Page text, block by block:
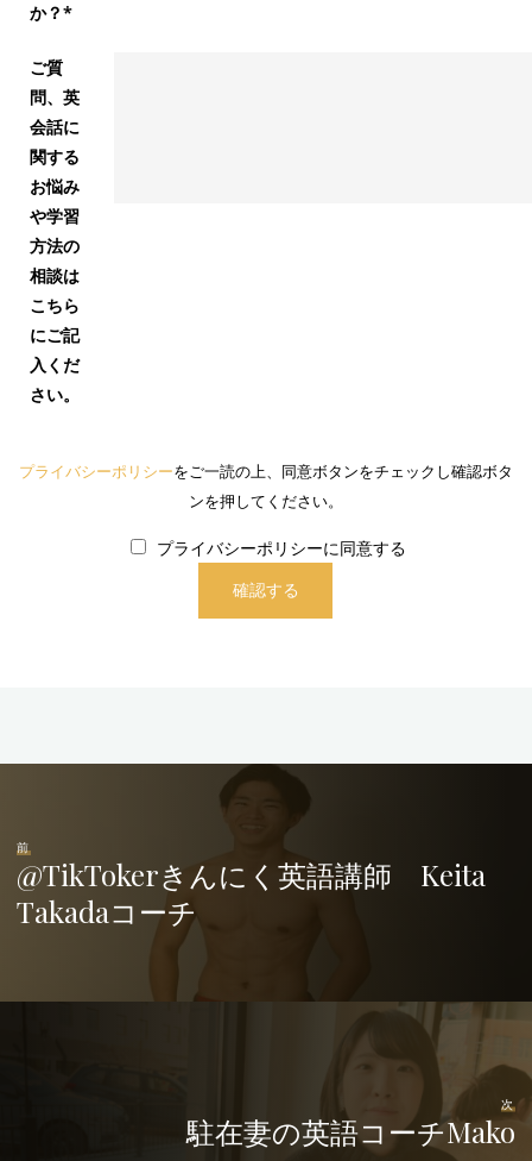
か？*
ご質
問、英
会話に
関する
お悩み
や学習
方法の
相談は
こちら
にご記
入くだ
さい。
プライバシーポリシーをご一読の上、同意ボタンをチェックし確認ボタ
ンを押してください。
プライバシーポリシーに同意する
前
@TikTokerきんにく英語講師 Keita
Takadaコーチ
次
駐在妻の英語コーチMako